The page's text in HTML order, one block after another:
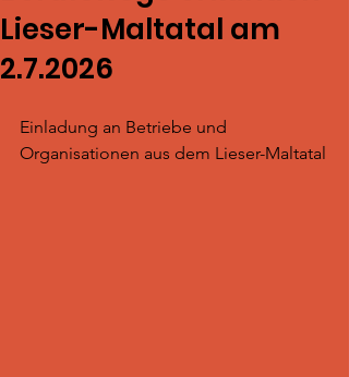
Lieser-Maltatal am
2.7.2026
Einladung an Betriebe und
Organisationen aus dem Lieser-Maltatal